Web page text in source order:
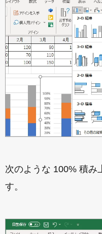
次のような 100% 積み
す。